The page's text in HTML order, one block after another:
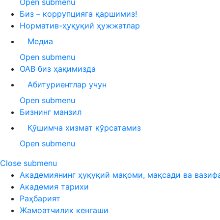
Open submenu
Биз – коррупцияга қаршимиз!
Норматив-ҳуқуқий ҳужжатлар
Медиа
Open submenu
ОАВ биз ҳақимизда
Абитуриентлар учун
Open submenu
Бизнинг манзил
Қўшимча хизмат кўрсатамиз
Open submenu
Close submenu
Академиянинг ҳуқуқий мақоми, мақсади ва
Академия тарихи
Раҳбарият
Жамоатчилик кенгаши